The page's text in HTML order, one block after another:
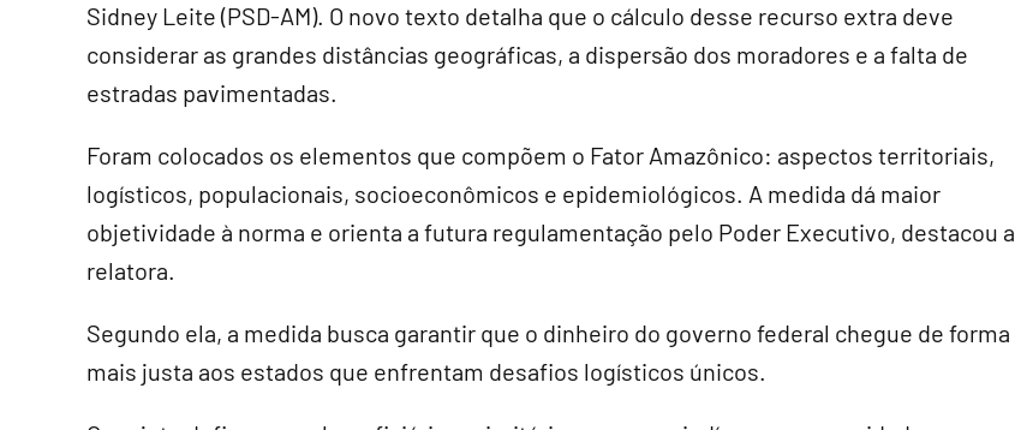
Sidney Leite (PSD-AM). O novo texto detalha que o cálculo desse recurso extra deve
considerar as grandes distâncias geográficas, a dispersão dos moradores e a falta de
estradas pavimentadas.
Foram colocados os elementos que compõem o Fator Amazônico: aspectos territoriais,
logísticos, populacionais, socioeconômicos e epidemiológicos. A medida dá maior
objetividade à norma e orienta a futura regulamentação pelo Poder Executivo, destacou a
relatora.
Segundo ela, a medida busca garantir que o dinheiro do governo federal chegue de forma
mais justa aos estados que enfrentam desafios logísticos únicos.